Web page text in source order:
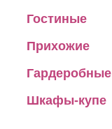
Гостиные
Прихожие
Гардеробные
Шкафы-купе